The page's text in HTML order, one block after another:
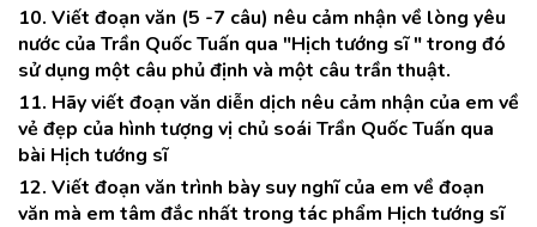
10. Viết đoạn văn (5 -7 câu) nêu cảm nhận về lòng yêu
nước của Trần Quốc Tuấn qua "Hịch tướng sĩ " trong đó
sử dụng một câu phủ định và một câu trần thuật.
11. Hãy viết đoạn văn diễn dịch nêu cảm nhận của em về
vẻ đẹp của hình tượng vị chủ soái Trần Quốc Tuấn qua
bài Hịch tướng sĩ
12. Viết đoạn văn trình bày suy nghĩ của em về đoạn
văn mà em tâm đắc nhất trong tác phẩm Hịch tướng sĩ